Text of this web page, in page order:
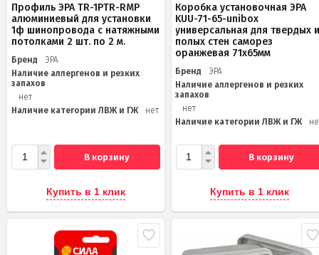
Профиль ЭРА TR-1PTR-RMP
алюминиевый для установки
1ф шинопровода с натяжными
потолками 2 шт. по 2 м.
Бренд
ЭРА
Наличие аллергенов и резких
запахов
нет
Наличие категории ЛВЖ и ГЖ
нет
В корзину
Купить в 1 клик
Коробка установочная ЭРА
KUU-71-65-unibox
универсальная для твердых
полых стен саморез
оранжевая 71х65мм
Бренд
ЭРА
Наличие аллергенов и резких
запахов
нет
Наличие категории ЛВЖ и ГЖ
В корзину
Купить в 1 клик